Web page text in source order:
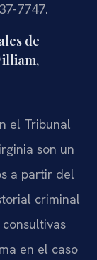
7747.
de
el Tribunal
son un
a partir del
criminal
en el caso